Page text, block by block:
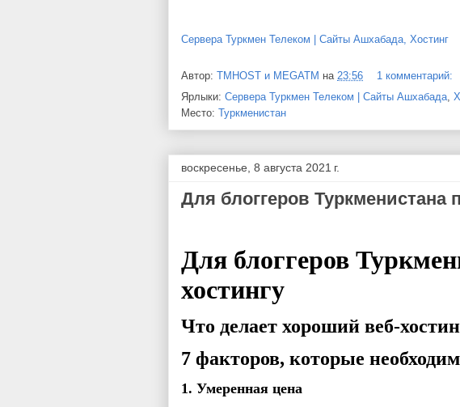
Сервера Туркмен Телеком | Сайты Ашхабада, Хостинг
Автор: TMHOST и MEGATM на 23:56
1 комментарий:
Ярлыки: Сервера Туркмен Телеком | Сайты Ашхабада,
Место: Туркменистан
воскресенье, 8 августа 2021 г.
Для блоггеров Туркменистана
Для блоггеров
хостингу
Что делает хороший веб-
7 факторов, которые
1. Умеренная цена